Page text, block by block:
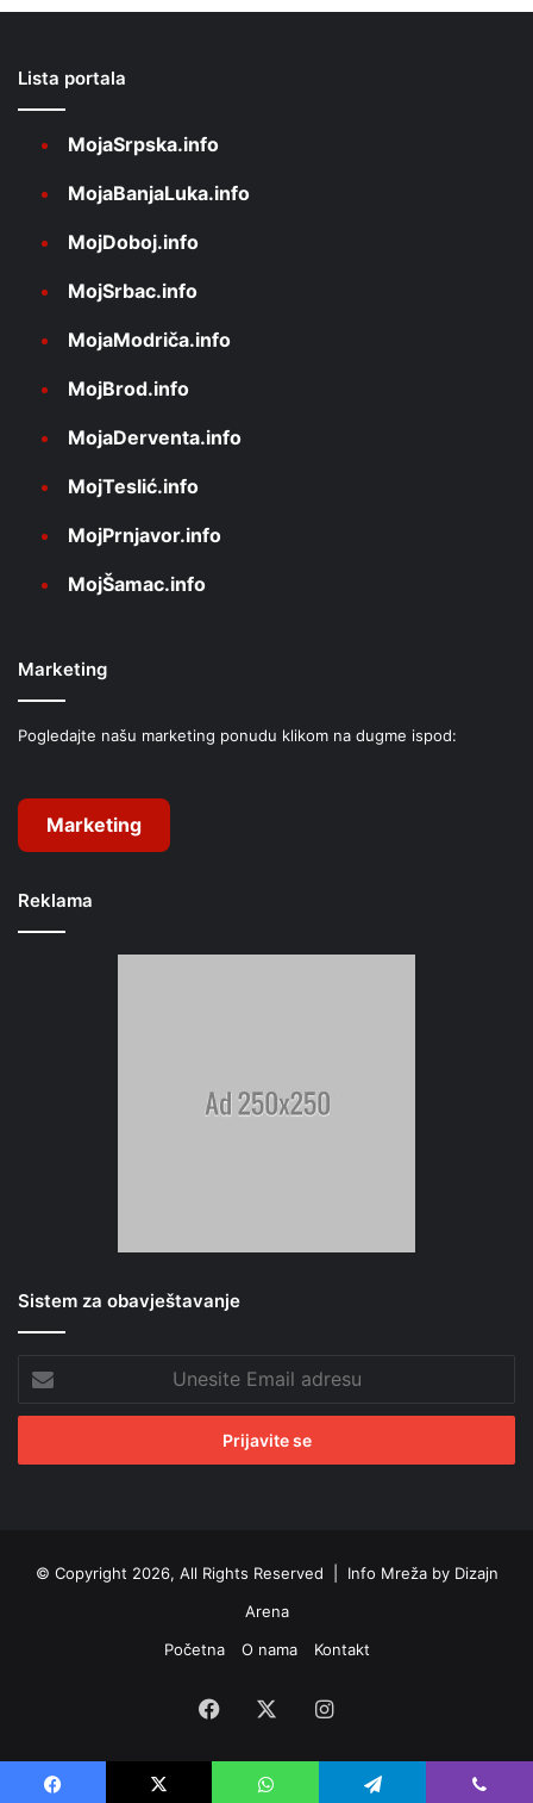
Lista portala
MojaSrpska.info
MojaBanjaLuka.info
MojDoboj.info
MojSrbac.info
MojaModriča.info
MojBrod.info
MojaDerventa.info
MojTeslić.info
MojPrnjavor.info
MojŠamac.info
Marketing
Pogledajte našu marketing ponudu klikom na dugme ispod:
Marketing
Reklama
Sistem za obavještavanje
Email
adresu
© Copyright 2026, All Rights Reserved | Info Mreža by Dizajn
Arena
Početna
O nama Kontakt
Facebook Instagram